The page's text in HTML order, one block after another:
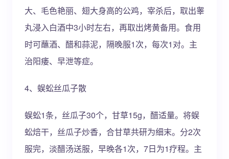
大、毛色艳丽、翅大身高的公鸡，宰杀后，取出睾
丸浸入白酒中3小时左右，再取出烤黄备用。食用
时可蘸酒、醋和蒜泥，隔晚服1次，每次1对。主
治阳痿、早泄等症。
4、蜈蚣丝瓜子散
蜈蚣1条，丝瓜子30个，甘草15g，醋适量。将蜈
蚣焙干，丝瓜子炒香，合甘草共研为细末。分2次
服完，淡醋汤送服，早晚各1次，7日为1疗程。主